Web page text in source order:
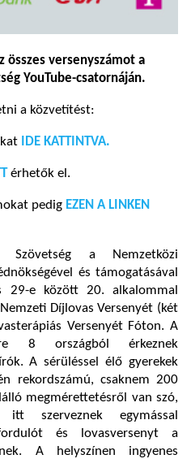
összes versenyszámot a
YouTube-csatornáján.
a közvetítést:
IDE KATTINTVA.
érhetők el.
pedig EZEN A LINKEN
a Nemzetközi
és támogatásával
29-e között 20. alkalommal
Díjlovas Versenyét (két
Versenyét Fóton. A
8 országból érkeznek
A sérüléssel élő gyerekek
rekordszámú, csaknem 200
megmérettetésről van szó,
szerveznek egymással
fordulót és lovasversenyt a
A helyszínen ingyenes